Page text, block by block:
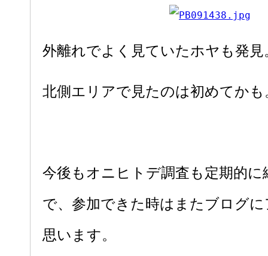
外離れでよく見ていたホヤも発見
北側エリアで見たのは初めてかも
今後もオニヒトデ調査も定期的
で、参加できた時はまたブログ
思います。